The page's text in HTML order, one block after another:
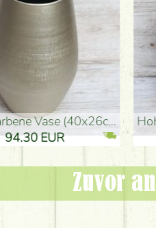
(50x29cm)
schwarze
Zuvor